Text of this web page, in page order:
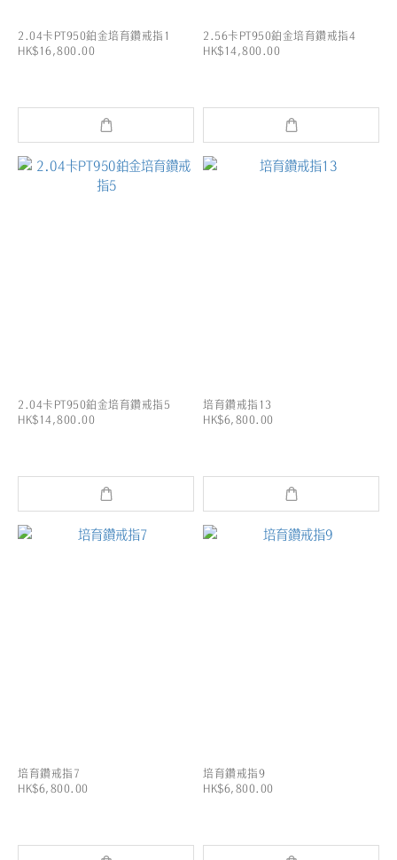
2.04卡PT950鉑金培育鑽戒指1
HK$16,800.00
2.56卡PT950鉑金培育鑽戒指4
HK$14,800.00
2.04卡PT950鉑金培育鑽戒指5
HK$14,800.00
培育鑽戒指13
HK$6,800.00
培育鑽戒指7
HK$6,800.00
培育鑽戒指9
HK$6,800.00